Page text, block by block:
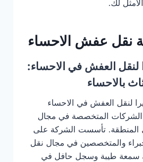
لك.
نقل عفش الاحساء
لنقل العفش في الاحساء:
بالاحساء
لنقل العفش في الاحساء
الشركات المتخصصة في مجال
تأسست الشركة على
والمتخصصين في مجال نقل
سمعة طيبة وسجل حافل في